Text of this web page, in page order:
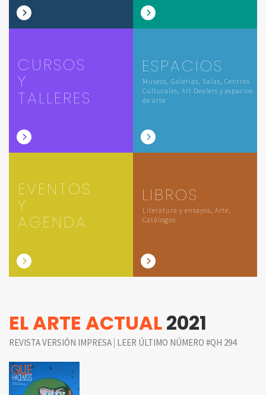
CURSOS
Y
TALLERES
ESPACIOS
Museos, Galerías, Salas, Centros
Culturales, Art Dealers y espacios
de arte
EVENTOS
Y
AGENDA
LIBROS
Literatura y ensayos, Arte,
Catálogos
EL ARTE ACTUAL2021
REVISTA VERSIÓN IMPRESA | LEER ÚLTIMO NÚMERO #QH 294